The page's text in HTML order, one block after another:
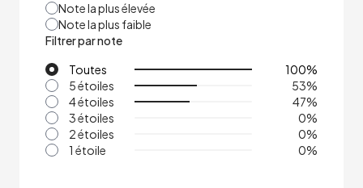
Note la plus élevée
Note la plus faible
Filtrer par note
Toutes
100%
5 étoiles
53%
4 étoiles
47%
3 étoiles
0%
2 étoiles
0%
1 étoile
0%